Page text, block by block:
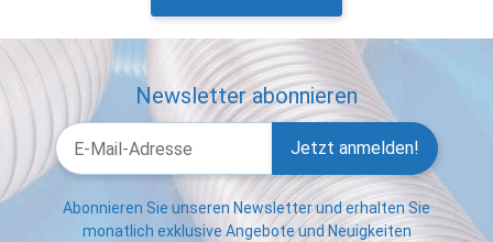
Newsletter abonnieren
Jetzt anmelden!
Abonnieren Sie unseren Newsletter und erhalten Sie
monatlich exklusive Angebote und Neuigkeiten